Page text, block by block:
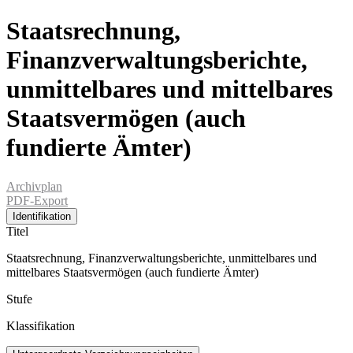
Staatsrechnung,
Finanzverwaltungsberichte,
unmittelbares und mittelbares
Staatsvermögen (auch
fundierte Ämter)
Archivplan
PDF-Export
Identifikation
Titel
Staatsrechnung, Finanzverwaltungsberichte, unmittelbares und
mittelbares Staatsvermögen (auch fundierte Ämter)
Stufe
Klassifikation